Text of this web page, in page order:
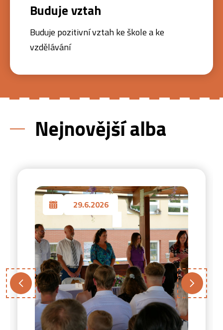
Buduje vztah
Buduje pozitivní vztah ke škole a ke
vzdělávání
Nejnovější alba
29.6.2026